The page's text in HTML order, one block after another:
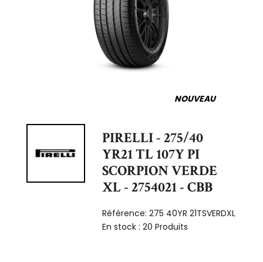
NOUVEAU
PIRELLI - 275/40
YR21 TL 107Y PI
SCORPION VERDE
XL - 2754021 - CBB
Référence:275 40YR 21TSVERDXL
En stock :20 Produits